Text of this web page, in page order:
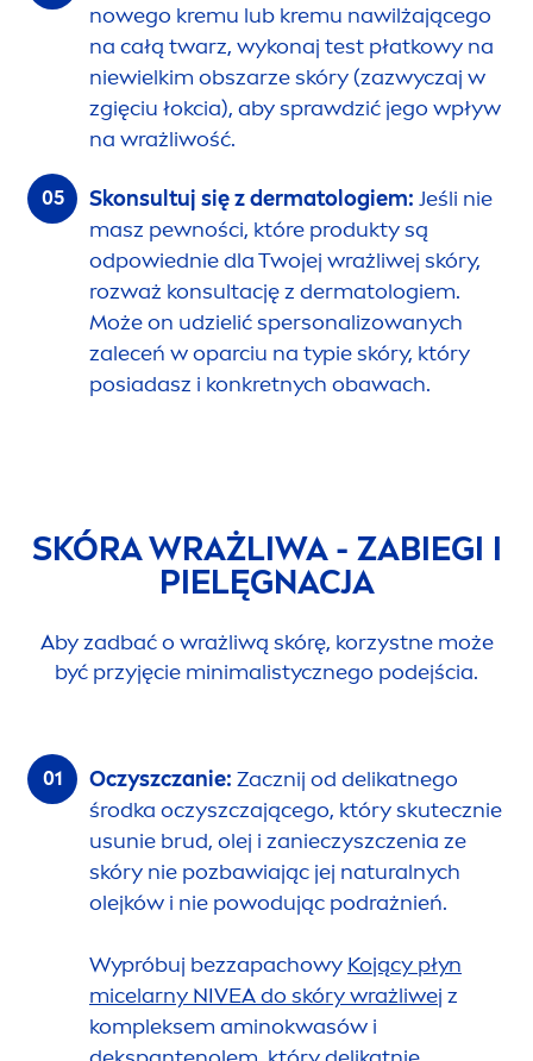
nowego kremu lub kremu nawilżającego
na całą twarz, wykonaj test płatkowy na
niewielkim obszarze skóry (zazwyczaj w
zgięciu łokcia), aby sprawdzić jego wpływ
na wrażliwość.
Skonsultuj się z dermatologiem: Jeśli nie
masz pewności, które produkty są
odpowiednie dla Twojej wrażliwej skóry,
rozważ konsultację z dermatologiem.
Może on udzielić spersonalizowanych
zaleceń w oparciu na typie skóry, który
posiadasz i konkretnych obawach.
SKÓRA WRAŻLIWA - ZABIEGI I
PIELĘGNACJA
Aby zadbać o wrażliwą skórę, korzystne może
być przyjęcie minimalistycznego podejścia.
Oczyszczanie: Zacznij od delikatnego
środka oczyszczającego, który skutecznie
usunie brud, olej i zanieczyszczenia ze
skóry nie pozbawiając jej naturalnych
olejków i nie powodując podrażnień.
Wypróbuj bezzapachowy Kojący płyn
micelarny NIVEAdo skóry wrażliwej z
kompleksem aminokwasów i